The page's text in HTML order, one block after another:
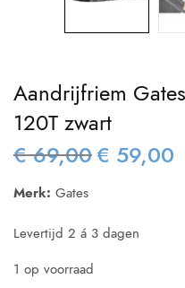
Aandrijfriem
120T zwart
€69,00 Oorspronkelijke
€ 59,00
Merk: Gates
Levertijd 2 á 3 dagen
1 op voorraad